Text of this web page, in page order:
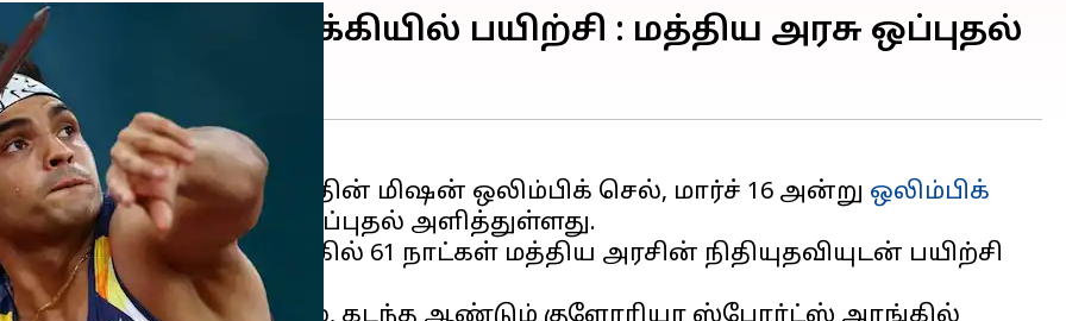
துருக்கியில் பயிற்சி : மத்திய அரசு ஒப்புதல்
அமைச்சகத்தின் மிஷன் ஒலிம்பிக் செல், மார்ச் 16 அன்று ஒலிம்பிக்
திட்டத்திற்கு ஒப்புதல் அளித்துள்ளது.
ஸ்போர்ட்ஸ் அரங்கில் 61 நாட்கள் மத்திய அரசின் நிதியுதவியுடன் பயிற்சி